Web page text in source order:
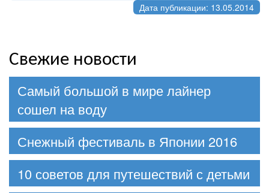
Дата публикации: 13.05.2014
Свежие новости
Самый большой в мире лайнер
сошел на воду
Снежный фестиваль в Японии 2016
10 советов для путешествий с детьми